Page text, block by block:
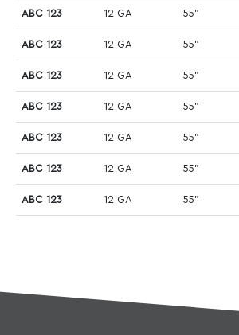
ABC 123 12 GA 55"
ABC 123 12 GA 55"
ABC 123 12 GA 55"
ABC 123 12 GA 55"
ABC 123 12 GA 55"
ABC 123 12 GA 55"
ABC 123 12 GA 55"